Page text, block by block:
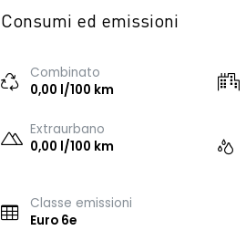
Consumi ed emissioni
Combinato
0,00 l/100 km
Extraurbano
0,00 l/100 km
Classe emissioni
Euro 6e